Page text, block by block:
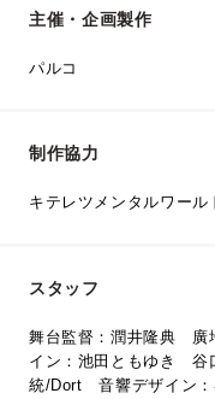
主催・企画製作
パルコ
制作協力
キテレツメンタルワール
スタッフ
舞台監督：潤井隆典
イン：池田ともゆき 谷
統/Dort 音響デザイン